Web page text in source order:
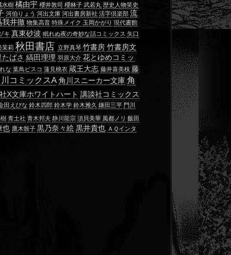
水樹 橘由宇 櫻井敦司 櫻林子 武若丸 歴史人物笑史
河伯りょう 河出文庫 河出書房新社 活字倶楽部 流
我井徹 物集高音 特殊メイク 玉岡かがり 現代書館
キ 真東砂波 眠れぬ夜の奇妙な話コミックス 矢口
茉莉 秋田書店 立野真琴 竹書房 竹書房文
ばさ 縞田理理 羽原大介 花とゆめコミッ
な 葉鳥ビスコ 蓮見桃衣 蔵王大志 藤井喜美枝 藤
コミックスA 角川スニーカー文庫 角
X文庫ホワイトハート 講談社コミックス
田えびな 鈴木四郎 鈴木学 鈴木雅久 鎌田三平 門川
青土社 青木邦夫 静川龍宗 須貝美華 風都ノリ 飯田
也 鷹木骰子 黒乃奈々絵 黒井貴也 ＡＱインタ